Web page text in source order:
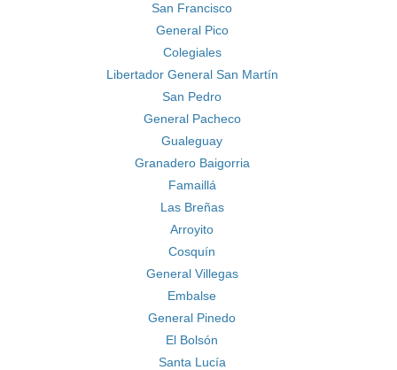
San Francisco
General Pico
Colegiales
Libertador General San Martín
San Pedro
General Pacheco
Gualeguay
Granadero Baigorria
Famaillá
Las Breñas
Arroyito
Cosquín
General Villegas
Embalse
General Pinedo
El Bolsón
Santa Lucía